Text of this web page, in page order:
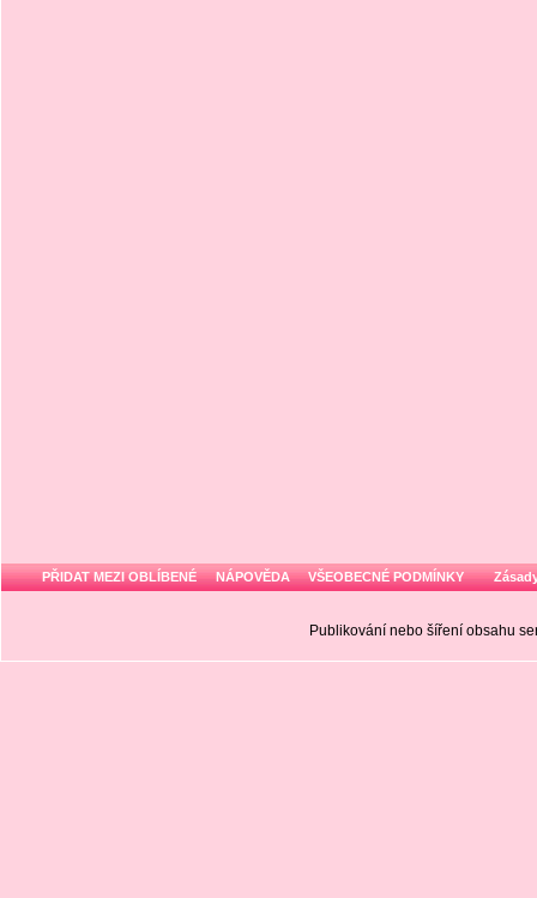
PŘIDAT MEZI OBLÍBENÉ NÁPOVĚDA VŠEOBECNÉ PODMÍNKY
Publikování nebo šíření obsahu